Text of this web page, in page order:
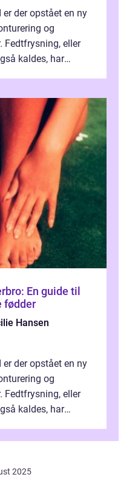
der opstået en ny
og
eller
kaldes, har
En guide til
fødder
Hansen
der opstået en ny
og
eller
kaldes, har
2025